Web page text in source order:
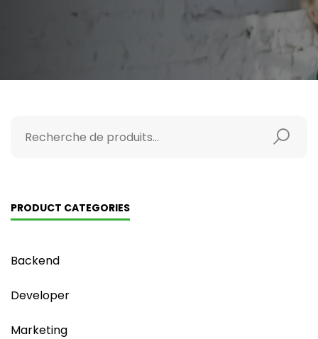
PRODUCT CATEGORIES
Backend
Developer
Marketing